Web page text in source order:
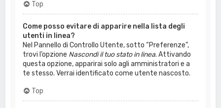
Top
Come posso evitare di apparire nella lista degli
utenti in linea?
Nel Pannello di Controllo Utente, sotto “Preferenze”,
trovi l’opzione Nascondi il tuo stato in linea. Attivando
questa opzione, apparirai solo agli amministratori e a
te stesso. Verrai identificato come utente nascosto.
Top